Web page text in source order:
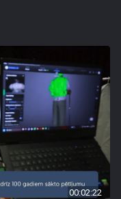
00:02:22